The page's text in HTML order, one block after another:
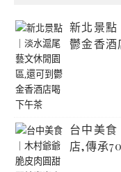
新北景點
鬱金香酒
台中美
店,傳承